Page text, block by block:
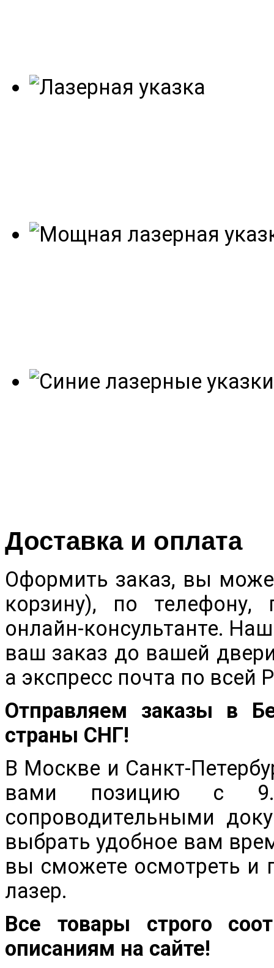
Доставка и оплата
Оформить заказ, вы
корзину), по
онлайн-консультанте.
ваш заказ до вашей
а экспресс почта по всей
Отправляем заказы в
страны СНГ!
В Москве и Санкт-
вами позицию с
сопроводительными
выбрать удобное вам
вы сможете осмотреть и
лазер.
Все товары строго
описаниям на сайте!